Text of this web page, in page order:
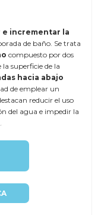
e incrementar la
de baño. Se trata
compuesto por dos
superficie de la
hacia abajo
de emplear un
reducir el uso
del agua e impedir la